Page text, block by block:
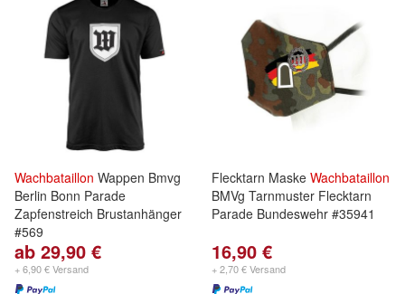
Wachbataillon Wappen Bmvg
Berlin Bonn Parade
Zapfenstreich Brustanhänger
#569
ab 29,90 €
+ 6,90 € Versand
Flecktarn Maske Wachbataillon
BMVg Tarnmuster Flecktarn
Parade Bundeswehr #35941
16,90 €
+ 2,70 € Versand